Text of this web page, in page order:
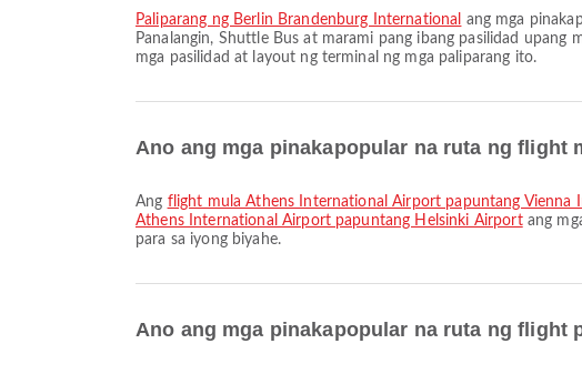
Paliparang ng Berlin Brandenburg International
ang mga
Panalangin, Shuttle Bus at marami pang ibang pasilidad upang
mga pasilidad at layout ng terminal ng mga paliparang ito.
Ano ang mga pinakapopular na ruta ng flight
Ang flight mula Athens International Airport papuntang Vienna
Athens International Airport papuntang Helsinki Airportang
para sa iyong biyahe.
Ano ang mga pinakapopular na ruta ng flight